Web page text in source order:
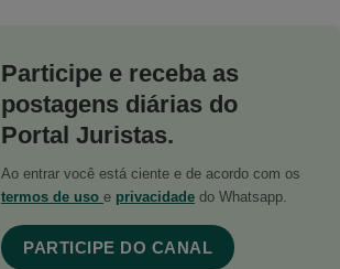
Participe e receba as
postagens diárias do
Portal Juristas.
Ao entrar você está ciente e de acordo com os
termos de uso e privacidade do Whatsapp.
PARTICIPE DO CANAL